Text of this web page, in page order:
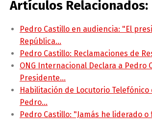
Artículos Relacionados:
Pedro Castillo en audiencia: "El
República…
Pedro Castillo: Reclamaciones de
ONG Internacional Declara a Pedro
Presidente…
Habilitación de Locutorio Telefónico
Pedro…
Pedro Castillo: "Jamás he liderado